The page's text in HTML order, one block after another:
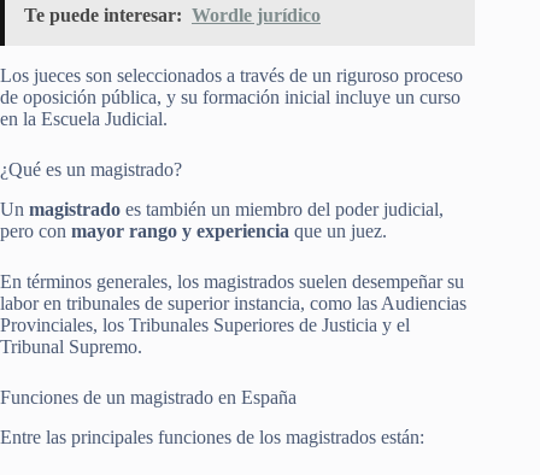
Te puede interesar: Wordle jurídico
Los jueces son seleccionados a través de un riguroso proceso
de oposición pública, y su formación inicial incluye un curso
en la Escuela Judicial.
¿Qué es un magistrado?
Un magistrado es también un miembro del poder judicial,
pero con mayor rango y experiencia que un juez.
En términos generales, los magistrados suelen desempeñar su
labor en tribunales de superior instancia, como las Audiencias
Provinciales, los Tribunales Superiores de Justicia y el
Tribunal Supremo.
Funciones de un magistrado en España
Entre las principales funciones de los magistrados están: